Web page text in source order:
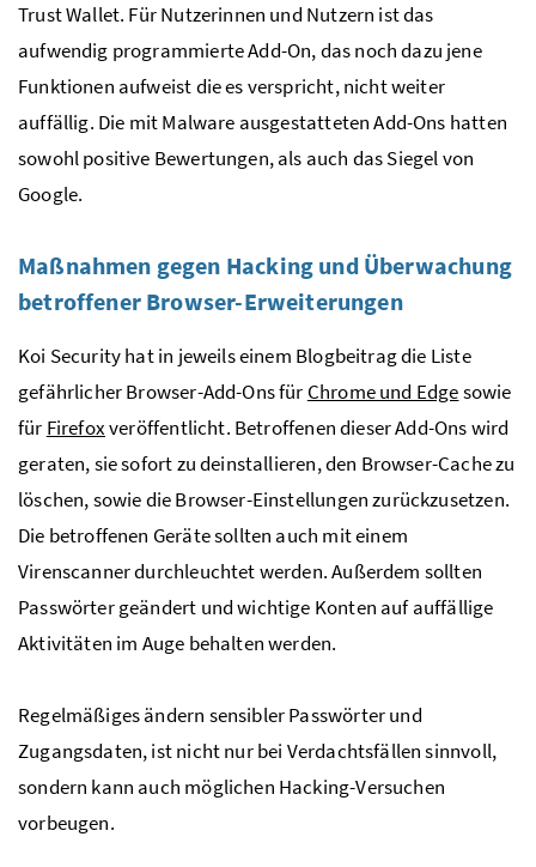
Trust Wallet. Für Nutzerinnen und Nutzern ist das
aufwendig programmierte Add-On, das noch dazu jene
Funktionen aufweist die es verspricht, nicht weiter
auffällig. Die mit Malware ausgestatteten Add-Ons hatten
sowohl positive Bewertungen, als auch das Siegel von
Google.
Maßnahmen gegen Hacking und Überwachung
betroffener Browser-Erweiterungen
Koi Security hat in jeweils einem Blogbeitrag die Liste
gefährlicher Browser-Add-Ons für Chrome und Edgesowie
für Firefoxveröffentlicht. Betroffenen dieser Add-Ons wird
geraten, sie sofort zu deinstallieren, den Browser-Cache zu
löschen, sowie die Browser-Einstellungen zurückzusetzen.
Die betroffenen Geräte sollten auch mit einem
Virenscanner durchleuchtet werden. Außerdem sollten
Passwörter geändert und wichtige Konten auf auffällige
Aktivitäten im Auge behalten werden.
Regelmäßiges ändern sensibler Passwörter und
Zugangsdaten, ist nicht nur bei Verdachtsfällen sinnvoll,
sondern kann auch möglichen Hacking-Versuchen
vorbeugen.